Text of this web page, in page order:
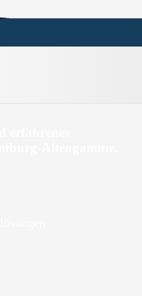
Hamburg-